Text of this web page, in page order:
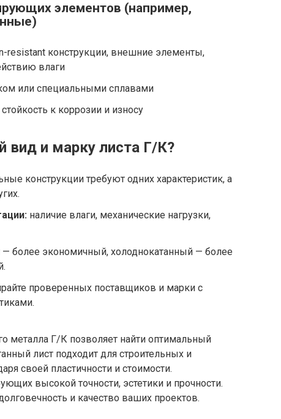
элементов (например,
resistant конструкции, внешние элементы,
влаги
или специальными сплавами
к коррозии и износу
вид и марку листа Г/К?
конструкции требуют одних характеристик, а
наличие влаги, механические нагрузки,
— более экономичный, холоднокатанный — более
проверенных поставщиков и марки с
металла Г/К позволяет найти оптимальный
лист подходит для строительных и
своей пластичности и стоимости.
высокой точности, эстетики и прочности.
и качество ваших проектов.